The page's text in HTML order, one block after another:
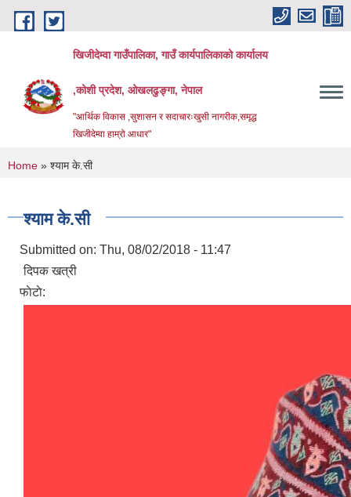
Skip to main content
खिजीदेम्वा गाउँपालिका, गाउँ कार्यपालिकाको कार्यालय
,कोशी प्रदेश, ओखलढुङ्गा, नेपाल
"आर्थिक विकास ,सुशासन र सदाचारःखुसी नागरीक,समृद्ध
खिजीदेम्वा हाम्रो आधार"
You are here
Home » श्याम के.सी
श्याम के.सी
Submitted on: Thu, 08/02/2018 - 11:47
दिपक खत्री
फाेटाे: